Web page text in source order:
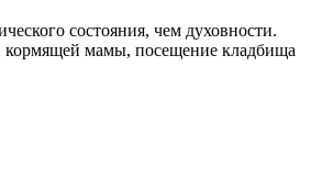
состояния, чем духовности.
кормящей мамы, посещение кладбища